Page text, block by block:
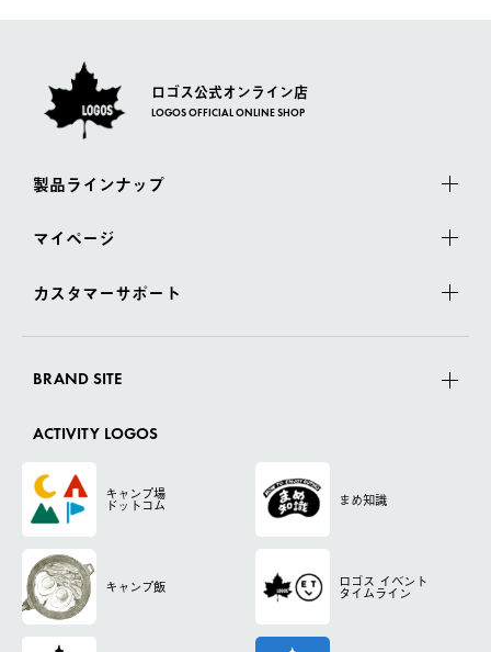
ロゴス公式オンライン店
LOGOS OFFICIAL ONLINE SHOP
製品ラインナップ
マイページ
カスタマーサポート
BRAND SITE
ACTIVITY LOGOS
キャンプ場
ドットコム まめ知識
キャンプ飯 ロゴス イベント
タイムライン